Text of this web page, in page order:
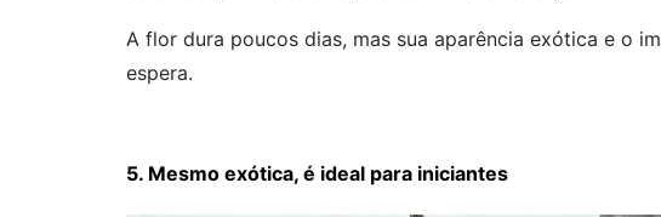
A flor dura poucos dias, mas sua aparência exótica e o
espera.
5. Mesmo exótica, é ideal para iniciantes